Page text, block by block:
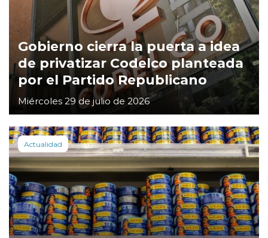
Gobierno cierra la puerta a idea
de privatizar Codelco planteada
por el Partido Republicano
Miércoles 29 de julio de 2026
Actualidad